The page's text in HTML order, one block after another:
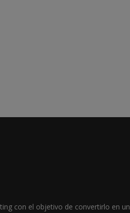
con el objetivo de convertirlo en un